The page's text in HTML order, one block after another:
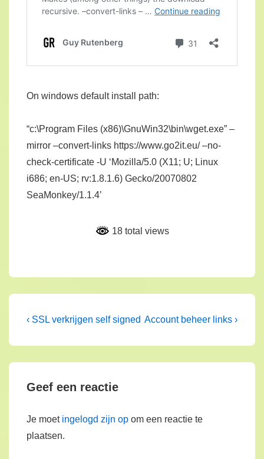
On windows default install path:
“c:\Program Files (x86)\GnuWin32\bin\wget.exe” –
mirror –convert-links https://www.go2it.eu/ –no-
check-certificate -U ‘Mozilla/5.0 (X11; U; Linux
i686; en-US; rv:1.8.1.6) Gecko/20070802
SeaMonkey/1.1.4’
18 total views
Bericht
Vorig
‹ SSL verkrijgen self signed Volgende
Account beheer links ›
Geef een reactie
Je moet ingelogd zijn op om een reactie te
plaatsen.